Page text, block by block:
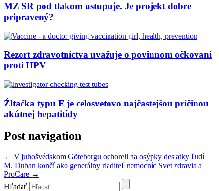
MZ SR pod tlakom ustupuje. Je projekt dobre
pripravený?
Rezort zdravotníctva uvažuje o povinnom očkovaní
proti HPV
Źltačka typu E je celosvetovo najčastejšou príčinou
akútnej hepatitídy
Post navigation
← V juhošvédskom Göteborgu ochoreli na osýpky desiatky ľudí
M. Duban končí ako generálny riaditeľ nemocníc Svet zdravia a
ProCare →
Hľadať